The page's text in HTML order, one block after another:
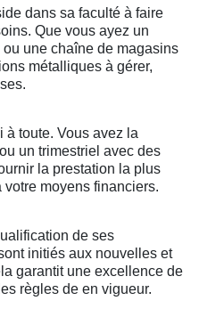
dans sa faculté à faire
Que vous ayez un
une chaîne de magasins
métalliques à gérer,
à toute. Vous avez la
un trimestriel avec des
la prestation la plus
moyens financiers.
de ses
initiés aux nouvelles et
garantit une excellence de
règles de en vigueur.